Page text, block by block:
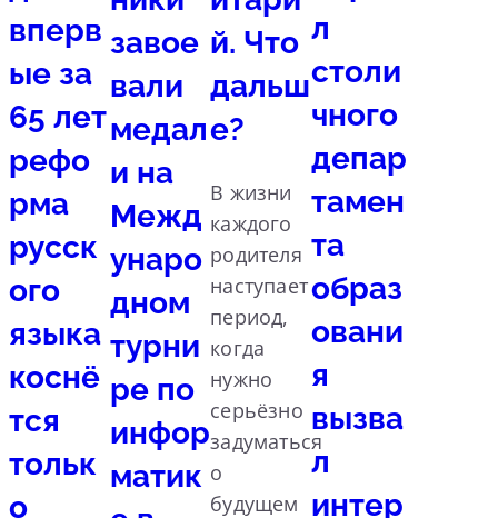
вперв
ые за
65 лет
рефо
рма
русск
ого
языка
коснё
тся
тольк
о
завое
вали
медал
и на
Межд
унаро
дном
турни
ре по
инфор
матик
й. Что
дальш
е?
В жизни
каждого
родителя
наступает
период,
когда
нужно
серьёзно
задуматься
о
будущем
л
столи
чного
депар
тамен
та
образ
овани
я
вызва
л
интер